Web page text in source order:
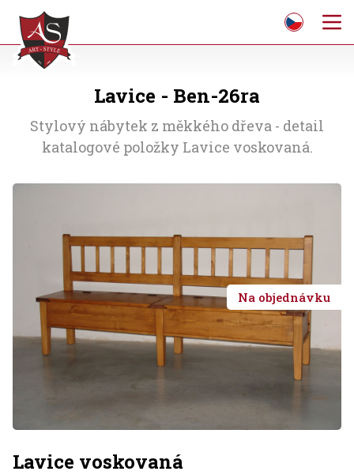
Lavice - Ben-26ra
Stylový nábytek z měkkého dřeva - detail
katalogové položky Lavice voskovaná.
Na objednávku
Lavice voskovaná